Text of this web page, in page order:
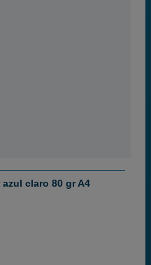
claro 80 gr A4